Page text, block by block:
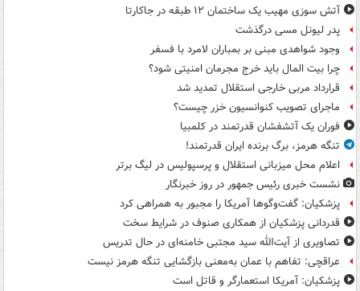
آتش سوزی مهیب یک ساختمان ۱۲ طبقه در جاکارتا
پدر لیونل مسی درگذشت
وجود شواهدی مبنی بر بمباران لامرد با فسفر
چرا بیت المال باید خرج مجرمان امنیتی شود؟
قرارداد مربی خارجی استقلال تمدید شد
ماجرای تصویب کنوانسیون خزر چیست؟
فوران یک آتشفشان قدرتمند در کلمبیا
تنگه هرمز، برگ برنده ایران قدرتمند!
اعلام محل میزبانی استقلال و پرسپولیس در لیگ برتر
نشست خبری رئیس جمهور در روز خبرنگار
پزشکیان: گفت‌وگوها آمریکا را مجبور به همراهی کرد
قدردانی پزشکیان از همکاری صنوف در شرایط سخت
تصاویری از آیت‌الله سید مجتبی خامنه‌ای در حال تدریس
عراقچی: تفاهم با عمان به‌معنی بازگشایی تنگه هرمز نیست
پزشکیان: آمریکا استعمارگر و قاتل است